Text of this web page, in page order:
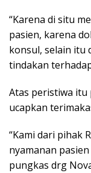
“Karena di situ
pasien, karena
konsul, selain itu
tindakan
Atas peristiwa itu
ucapkan
“Kami dari pihak
nyamanan
pungkas drg